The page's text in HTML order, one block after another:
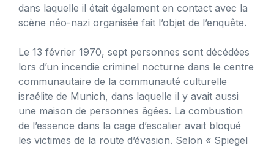
dans laquelle il était également en contact avec la
scène néo-nazi organisée fait l’objet de l’enquête.
Le 13 février 1970, sept personnes sont décédées
lors d’un incendie criminel nocturne dans le centre
communautaire de la communauté culturelle
israélite de Munich, dans laquelle il y avait aussi
une maison de personnes âgées. La combustion
de l’essence dans la cage d’escalier avait bloqué
les victimes de la route d’évasion. Selon « Spiegel